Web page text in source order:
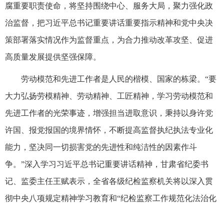
腐重要职责使命，将坚持围绕中心、服务大局，聚力强化政
治监督，把习近平总书记重要讲话重要指示精神和党中央决
策部署落实情况作为监督重点，为合力推动改革攻坚、促进
高质量发展提供坚强保障。
劳动模范和先进工作者是人民的楷模、国家的栋梁。“要
大力弘扬劳模精神、劳动精神、工匠精神，学习劳动模范和
先进工作者的光荣事迹，增强担当进取意识，秉持以身许党
许国、报党报国的境界情怀，不断提高监督执纪执法专业化
能力，坚决同一切损害党的先进性和纯洁性的因素作斗
争。”深入学习习近平总书记重要讲话精神，甘肃省纪委书
记、监委主任王赋表示，全省各级纪检监察机关将以深入贯
彻中央八项规定精神学习教育和“纪检监察工作规范化法治化